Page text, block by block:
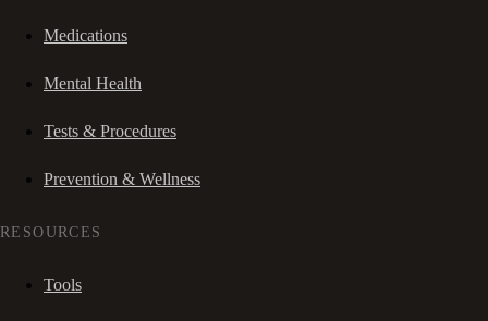
Medications
Mental Health
Tests & Procedures
Prevention & Wellness
RESOURCES
Tools